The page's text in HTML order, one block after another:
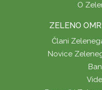
O
ZELENO
Člani
Novice